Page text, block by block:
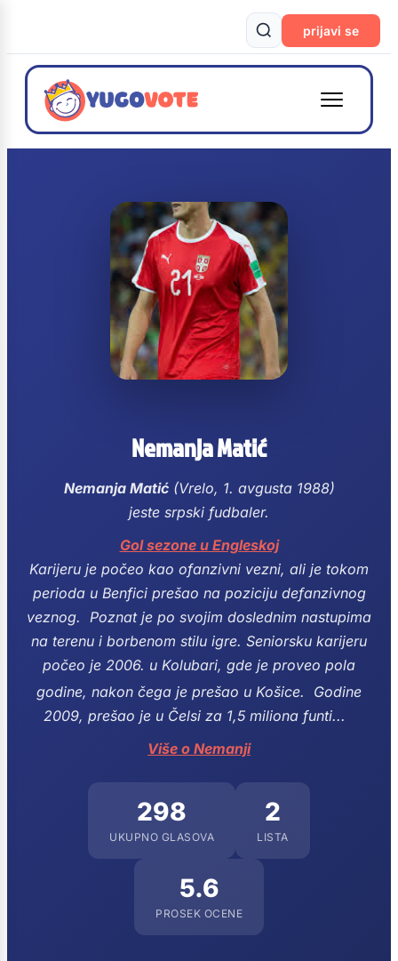
prijavi se
Nemanja Matić
Nemanja Matić(Vrelo, 1. avgusta 1988)
jeste srpski fudbaler.
Gol sezone u Engleskoj
Karijeru je počeo kao ofanzivni vezni, ali je tokom
perioda u Benfici prešao na poziciju defanzivnog
veznog. Poznat je po svojim doslednim nastupima
na terenu i borbenom stilu igre. Seniorsku karijeru
počeo je 2006. u Kolubari, gde je proveo pola
godine, nakon čega je prešao u Košice.
Godine
2009, prešao je u Čelsi za 1,5 miliona funti...
Više o Nemanji
298
UKUPNO GLASOVA
2
LISTA
5.6
PROSEK OCENE